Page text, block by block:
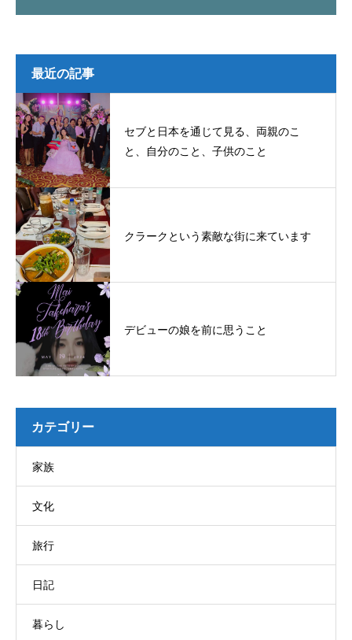
最近の記事
セブと日本を通じて見る、両親のこ
と、自分のこと、子供のこと
クラークという素敵な街に来ています
デビューの娘を前に思うこと
カテゴリー
家族
文化
旅行
日記
暮らし